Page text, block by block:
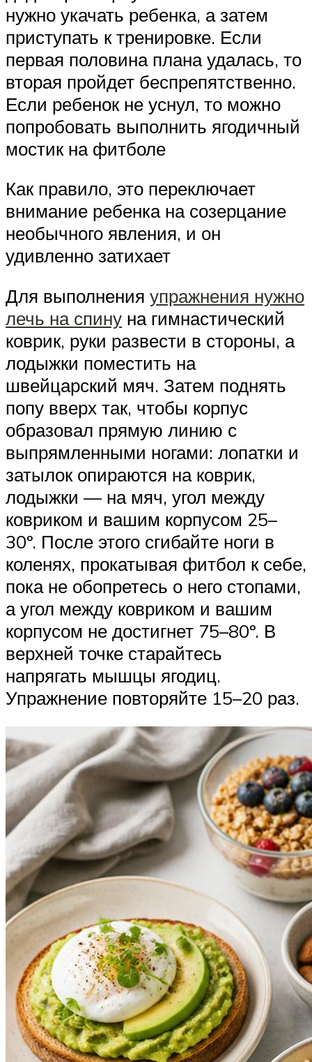
нужно укачать ребенка, а затем
приступать к тренировке. Если
первая половина плана удалась, то
вторая пройдет беспрепятственно.
Если ребенок не уснул, то можно
попробовать выполнить ягодичный
мостик на фитболе
Как правило, это переключает
внимание ребенка на созерцание
необычного явления, и он
удивленно затихает
Для выполнения упражнения нужно
лечь на спину на гимнастический
коврик, руки развести в стороны, а
лодыжки поместить на
швейцарский мяч. Затем поднять
попу вверх так, чтобы корпус
образовал прямую линию с
выпрямленными ногами: лопатки и
затылок опираются на коврик,
лодыжки — на мяч, угол между
ковриком и вашим корпусом 25–
30º. После этого сгибайте ноги в
коленях, прокатывая фитбол к себе,
пока не обопретесь о него стопами,
а угол между ковриком и вашим
корпусом не достигнет 75–80º. В
верхней точке старайтесь
напрягать мышцы ягодиц.
Упражнение повторяйте 15–20 раз.